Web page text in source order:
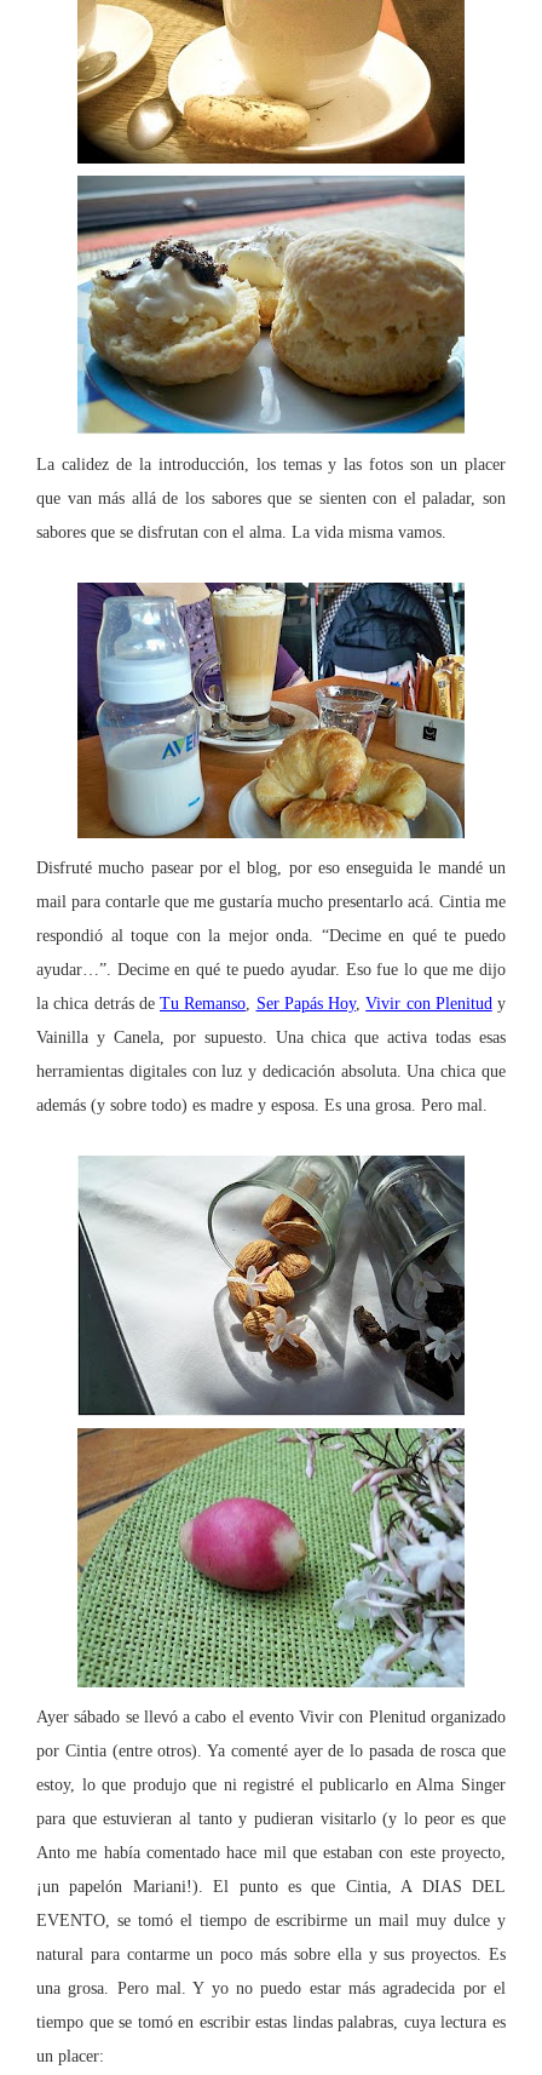
La calidez de la introducción, los temas y las fotos son un placer
que van más allá de los sabores que se sienten con el paladar, son
sabores que se disfrutan con el alma. La vida misma vamos.
Disfruté mucho pasear por el blog, por eso enseguida le mandé un
mail para contarle que me gustaría mucho presentarlo acá. Cintia me
respondió al toque con la mejor onda. “Decime en qué te puedo
ayudar…”. Decime en qué te puedo ayudar. Eso fue lo que me dijo
la chica detrás de Tu Remanso, Ser Papás Hoy,Vivir con Plenitudy
Vainilla y Canela, por supuesto. Una chica que activa todas esas
herramientas digitales con luz y dedicación absoluta. Una chica que
además (y sobre todo) es madre y esposa. Es una grosa. Pero mal.
Ayer sábado se llevó a cabo el evento Vivir con Plenitud organizado
por Cintia (entre otros). Ya comenté ayer de lo pasada de rosca que
estoy, lo que produjo que ni registré el publicarlo en Alma Singer
para que estuvieran al tanto y pudieran visitarlo (y lo peor es que
Anto me había comentado hace mil que estaban con este proyecto,
¡un papelón Mariani!). El punto es que Cintia, A DIAS DEL
EVENTO, se tomó el tiempo de escribirme un mail muy dulce y
natural para contarme un poco más sobre ella y sus proyectos. Es
una grosa. Pero mal. Y yo no puedo estar más agradecida por el
tiempo que se tomó en escribir estas lindas palabras, cuya lectura es
un placer: